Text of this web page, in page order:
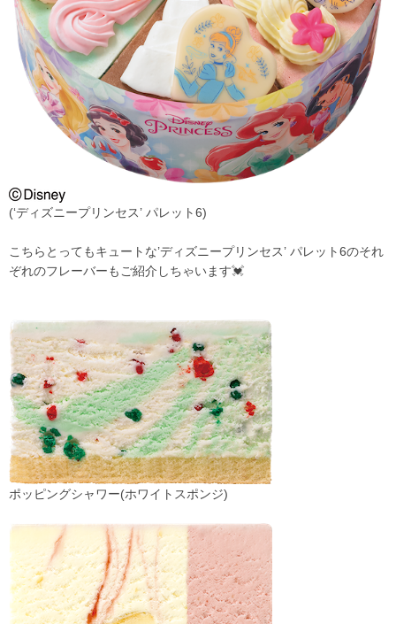
(‘ディズニープリンセス’ パレット6)
こちらとってもキュートな’ディズニープリンセス’ パレット6のそれ
ぞれのフレーバーもご紹介しちゃいます💓
ポッピングシャワー(ホワイトスポンジ)